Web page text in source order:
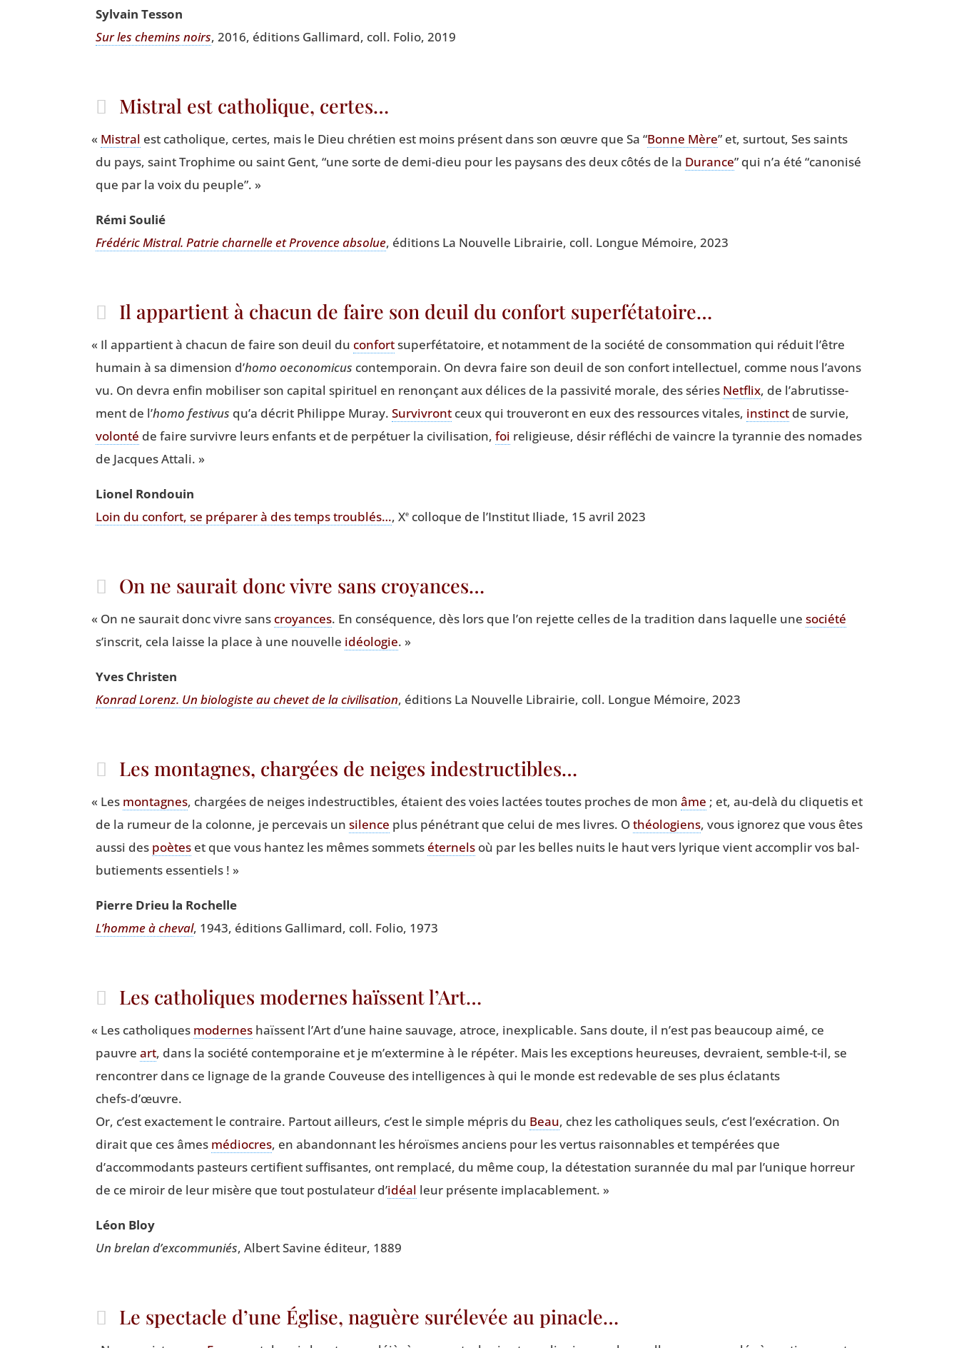
Syl­vain Tesson
Sur les che­mins noirs, 2016, édi­tions Gal­li­mard, coll. Folio, 2019
Mistral est catholique, certes…
« Mis­tral est catho­lique, certes, mais le Dieu chré­tien est moins pré­sent dans son œuvre que Sa “Bonne Mère” et, sur­tout, Ses saints
du pays, saint Tro­phime ou saint Gent,“une sorte de demi-dieu pour les pay­sans des deux côtés de la Durance” qui n’a été“cano­ni­sé
que par la voix du peuple”. »
Rémi Sou­lié
Fré­dé­ric Mis­tral. Patrie char­nelle et Pro­vence abso­lue, édi­tions La Nou­velle Librai­rie, coll. Longue Mémoire, 2023
Il appartient à chacun de faire son deuil du confort superfétatoire…
« Il appar­tient à cha­cun de faire son deuil du confortsuper­fé­ta­toire, et notam­ment de la socié­té de consom­ma­tion qui réduit l’être
humain à sa dimen­sion d’homo oeco­no­mi­cus contem­po­rain. On devra faire son deuil de son confort intel­lec­tuel, comme nous l’a­vons
vu. On devra enfin mobi­li­ser son capi­tal spi­ri­tuel en renon­çant aux délices de la pas­si­vi­té morale, des séries Net­flix, de l’a­bru­tis­se­
ment de l’homo fes­ti­vus qu’a décrit Phi­lippe Muray.Sur­vi­vront ceux qui trou­ve­ront en eux des res­sources vitales, ins­tinct de sur­vie,
volon­té de faire sur­vivre leurs enfants et de per­pé­tuer la civi­li­sa­tion,foi reli­gieuse, désir réflé­chi de vaincre la tyran­nie des nomades
de Jacques Attali. »
Lio­nel Rondouin
Loin du confort, se pré­pa­rer à des temps trou­blés…, Xe col­loque de l’Ins­ti­tut Iliade, 15 avril 2023
On ne saurait donc vivre sans croyances…
« On ne sau­rait donc vivre sans croyances. En consé­quence, dès lors que l’on rejette celles de la tra­di­tion dans laquelle une socié­té
s’inscrit, cela laisse la place à une nou­velle idéo­lo­gie. »
Yves Chris­ten
Kon­rad Lorenz. Un bio­lo­giste au che­vet de la civi­li­sa­tion, édi­tions La Nou­velle Librai­rie, coll. Longue Mémoire, 2023
Les montagnes, chargées de neiges indestructibles…
« Les mon­tagnes, char­gées de neiges indes­truc­tibles, étaient des voies lac­tées toutes proches de mon âme ; et, au-delà du cli­que­tis et
de la rumeur de la colonne, je per­ce­vais unsilence plus péné­trant que celui de mes livres. Othéo­lo­giens, vous igno­rez que vous êtes
aus­si des poètes et que vous han­tez les mêmes som­mets éter­nels où par les belles nuits le haut vers lyrique vient accom­plir vos bal­
bu­tie­ments essentiels ! »
Pierre Drieu la Rochelle
L’homme à che­val, 1943, édi­tions Gal­li­mard, coll. Folio, 1973
Les catholiques modernes haïssent l’Art…
« Les catho­liques moderneshaïssent l’Art d’une haine sau­vage, atroce, inex­pli­cable. Sans doute, il n’est pas beau­coup aimé, ce
pauvreart, dans la socié­té contem­po­raine et je m’extermine à le répé­ter. Mais les excep­tions heu­reuses, devraient, semble-t-il, se
ren­con­trer dans ce lignage de la grande Cou­veuse des intel­li­gences à qui le monde est rede­vable de ses plus écla­tants
chefs‑d’œuvre.
Or, c’est exac­te­ment le contraire. Par­tout ailleurs, c’est le simple mépris du Beau, chez les catho­liques seuls, c’est l’exécration. On
dirait que ces âmes médiocres, en aban­don­nant les héroïsmes anciens pour les ver­tus rai­son­nables et tem­pé­rées que
d’accommodants pas­teurs cer­ti­fient suf­fi­santes, ont rem­pla­cé, du même coup, la détes­ta­tion sur­an­née du mal par l’unique hor­reur
de ce miroir de leur misère que tout pos­tu­la­teur d’idéal leur pré­sente implacablement. »
Léon Bloy
Un bre­lan d’excommuniés, Albert Savine édi­teur, 1889
Le spectacle d’une Église, naguère surélevée au pinacle…